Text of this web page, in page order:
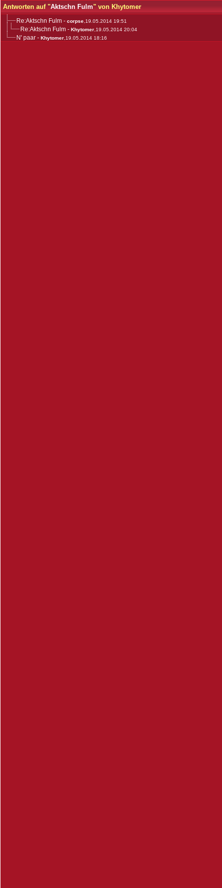
Antworten auf "Aktschn Fulm" von Khytomer
Re:Aktschn Fulm - corpse ,19.05.2014 19:51
Re:Aktschn Fulm - Khytomer ,19.05.2014 20:04
N' paar - Khytomer ,19.05.2014 18:16